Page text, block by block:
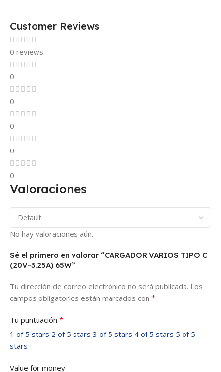
Customer Reviews
0 reviews
0
0
0
0
0
Valoraciones
No hay valoraciones aún.
Sé el primero en valorar “CARGADOR VARIOS TIPO C
(20V-3.25A) 65W”
Tu dirección de correo electrónico no será publicada. Los
campos obligatorios están marcados con *
Tu puntuación *
1 of 5 stars 2 of 5 stars 3 of 5 stars 4 of 5 stars 5 of 5
stars
Value for money